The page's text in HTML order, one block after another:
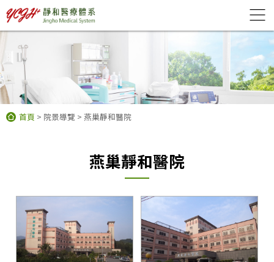
首頁 > 院景導覽 > 燕巢靜和醫院
燕巢靜和醫院